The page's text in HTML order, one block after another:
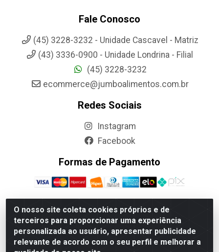
O nosso site coleta cookies próprios e de
terceiros para proporcionar uma experiência
personalizada ao usuário, apresentar publicidade
relevante de acordo com o seu perfil e melhorar a
Fale Conosco
(45) 3228-3232 - Unidade Cascavel - Matriz
(43) 3336-0900 - Unidade Londrina - Filial
(45) 3228-3232
ecommerce@jumboalimentos.com.br
Redes Sociais
Instagram
Facebook
Formas de Pagamento
Jumbo Alimentos Cascavel - Matriz - Rua Itatiba Do Sul, 161 -
Santos Dumont, Cascavel-PR - CEP 85804-700- CNPJ
85.522.043/0001-90